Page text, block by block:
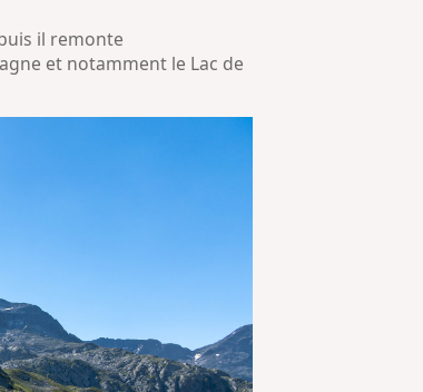
il remonte
et notamment le Lac de